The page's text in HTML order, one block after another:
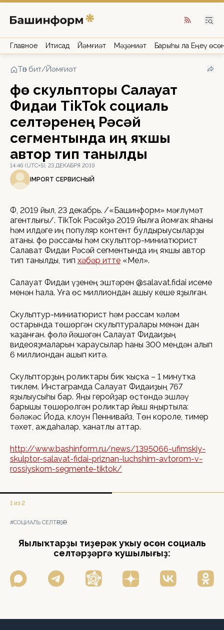
Главное Иҡтисад Йәмғиәт Мәҙәниәт Барыһы ла Еңеү
Төп бит/Йәмғиәт
Өфө скульпторы Салауат
Фидаи TikTok социаль
селтәренең Рәсәй
сегментында иң яҡшы
автор тип танылды
14:46 (UTC+5), 23 ДЕКАБРЯ 2019
IMPORT СЕРВИСНЫЙ
ӨФӨ, 2019 йыл, 23 декабрь. /«Башинформ» мәғлүмәт
агентлығы/. TikTok Рәсәйҙә 2019 йылға йомғаҡ яһаны
һәм илдәге иң популяр контент булдырыусыларҙы
атаны. Өфө рәссамы һәм скульптор-миниатюрист
Салават Фидаи Рәсәй сегментында иң яҡшы автор
тип танылды, тип хәбәр итте «Мел».
Салауат Фидаи үҙенең эштәрен @salavat.fidai исеме
менән һала. Уға өс миллиондан ашыу кеше яҙылған.
Скульптур-миниатюрист һәм рәссам ҡәләм
остарында төшөргән скульптуралары менән дан
ҡаҙанған. Өфөлә йәшәгән Салауат Фидаиҙың
видеояҙмаларын ҡараусылар һаны 300 меңдән алып
6 миллиондан ашып китә.
Скульпторҙың роликтары бик ҡыҫҡа – 1 минутҡа
тиклем. Инстаграмда Салауат Фидаиҙың 767
яҙылыусыһы бар. Яңы геройҙар өҫтөндә эшләү
барышы төшөрөлгән роликтар йыш яңыртыла:
бәләкәс Йода, клоун Пеннивайз, Төн короле, тимер
тәхет, аждаһалар, ҡанатлы аттар.
http://www.bashinform.ru/news/1395066-ufimskiy-
skulptor-salavat-fidai-priznan-luchshim-avtorom-v-
rossiyskom-segmente-tiktok/
1 из 2
#СОЦИАЛЬ СЕЛТӘРҘӘР
Яңылыҡтарҙы тиҙерәк уҡыу өсөн социаль
селтәрҙәргә ҡушылығыҙ: